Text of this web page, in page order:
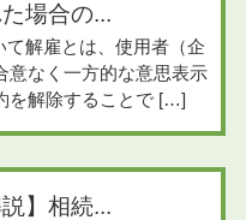
場合の...
て解雇とは、使用者（企
意なく一方的な意思表示
を解除することで […]
説】相続...